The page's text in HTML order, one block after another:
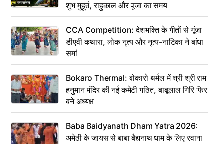
शुभ मुहूर्त, राहुकाल और पूजा का समय
CCA Competition: देशभक्ति के गीतों से गूंजा
डीएवी कथारा, लोक नृत्य और नृत्य-नाटिका ने बांधा
समां
Bokaro Thermal: बोकारो थर्मल में श्री श्री राम
हनुमान मंदिर की नई कमेटी गठित, बाबूलाल गिरि फिर
बने अध्यक्ष
Baba Baidyanath Dham Yatra 2026:
अमेठी के जायस से बाबा बैद्यनाथ धाम के लिए रवाना